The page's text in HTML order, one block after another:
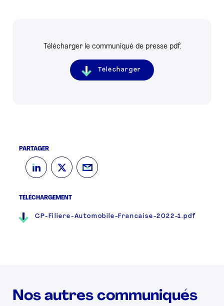
Télécharger le communiqué de presse pdf.
Télécharger
PARTAGER
TÉLÉCHARGEMENT
CP-Filiere-Automobile-Francaise-2022-1.pdf
Nos autres communiqués